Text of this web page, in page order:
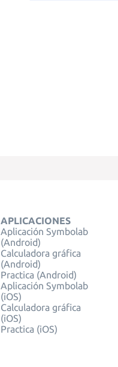
APLICACIONES
Aplicación Symbolab
(Android)
Calculadora gráfica
(Android)
Practica (Android)
Aplicación Symbolab
(iOS)
Calculadora gráfica
(iOS)
Practica (iOS)